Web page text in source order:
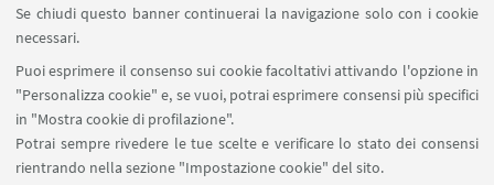
Se chiudi questo banner continuerai la navigazione solo con i cookie
necessari.
Puoi esprimere il consenso sui cookie facoltativi attivando l'opzione in
"Personalizza cookie" e, se vuoi, potrai esprimere consensi più specifici
in "Mostra cookie di profilazione".
Potrai sempre rivedere le tue scelte e verificare lo stato dei consensi
rientrando nella sezione "Impostazione cookie" del sito.
SEGUI UNIBO SU:
APP: